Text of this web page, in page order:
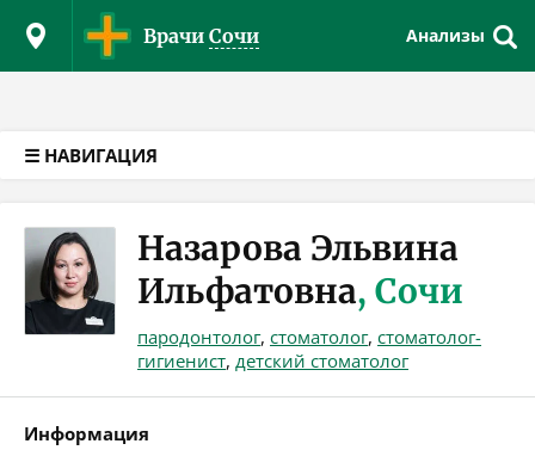
Врачи Сочи Анализы
☰ НАВИГАЦИЯ
Назарова Эльвина
Ильфатовна, Сочи
пародонтолог, стоматолог, стоматолог-
гигиенист, детский стоматолог
Информация